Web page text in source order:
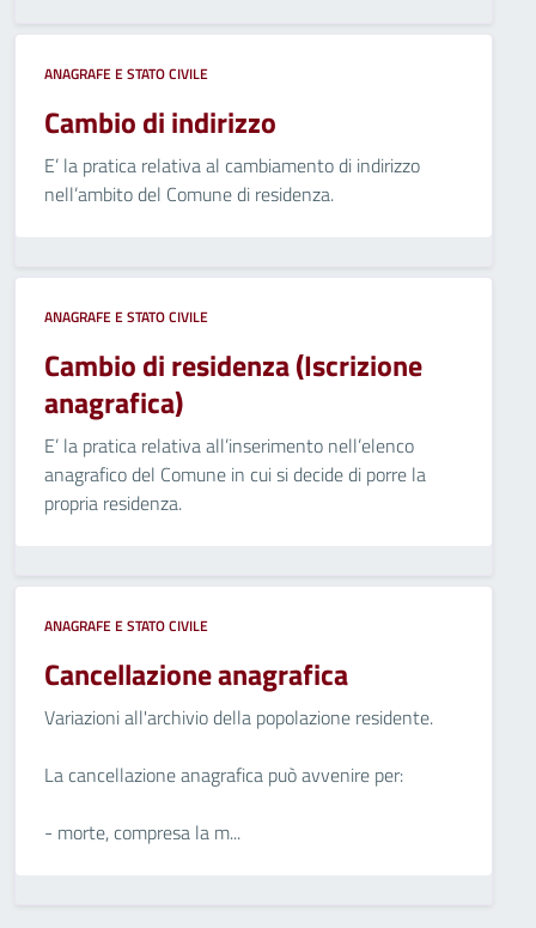
ANAGRAFE E STATO CIVILE
Cambio di indirizzo
E’ la pratica relativa al cambiamento di indirizzo
nell’ambito del Comune di residenza.
ANAGRAFE E STATO CIVILE
Cambio di residenza (Iscrizione
anagrafica)
E’ la pratica relativa all’inserimento nell’elenco
anagrafico del Comune in cui si decide di porre la
propria residenza.
ANAGRAFE E STATO CIVILE
Cancellazione anagrafica
Variazioni all'archivio della popolazione residente.
La cancellazione anagrafica può avvenire per:
- morte, compresa la m...